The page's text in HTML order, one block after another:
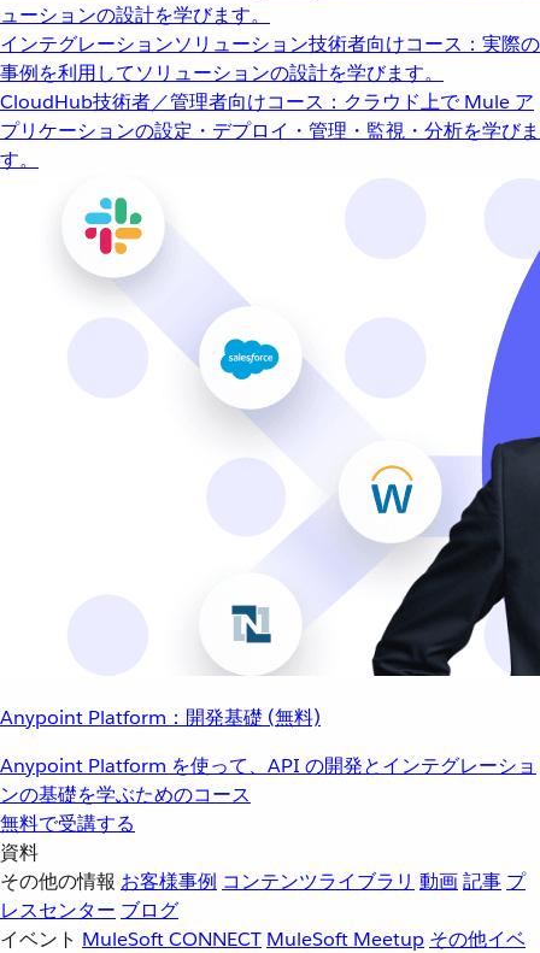
ューションの設計を学びます。
インテグレーションソリューション技術者向けコース：実際の
事例を利用してソリューションの設計を学びます。
CloudHub技術者／管理者向けコース：クラウド上で Mule ア
プリケーションの設定・デプロイ・管理・監視・分析を学びま
す。
Anypoint Platform：開発基礎 (無料)
Anypoint Platform を使って、API の開発とインテグレーショ
ンの基礎を学ぶためのコース
無料で受講する
資料
その他の情報 お客様事例 コンテンツライブラリ 動画記事 プ
レスセンター ブログ
イベント MuleSoft CONNECT MuleSoft Meetup その他イベ